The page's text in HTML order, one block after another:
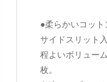
●柔らかいコット
サイドスリット
程よいボリュー
枚。